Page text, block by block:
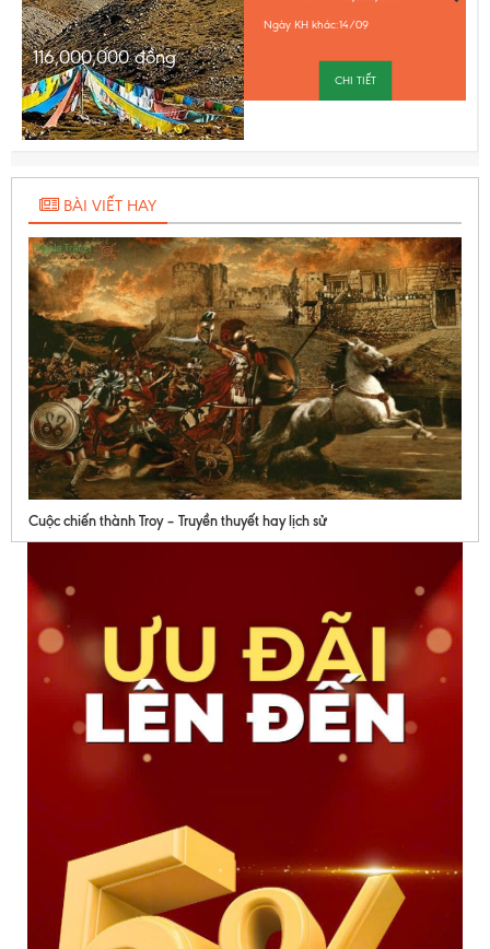
116,000,000đồng
Ngày KH khác:14/09
CHI TIẾT
BÀI VIẾT HAY
Cuộc chiến thành Troy – Truyền thuyết hay lịch sử